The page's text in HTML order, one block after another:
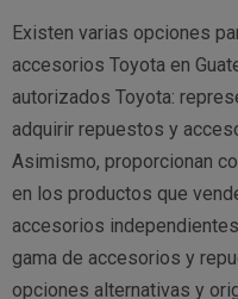
Existen varias opciones
accesorios Toyota en
autorizados Toyota:
adquirir repuestos y
Asimismo, proporcionan
en los productos que
accesorios
gama de accesorios y
opciones alternativas y